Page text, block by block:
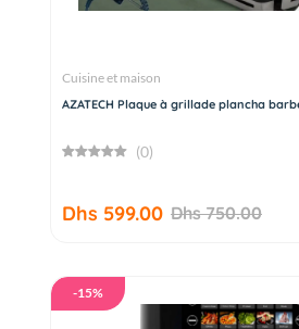
Cuisine et maison
AZATECH Plaque à grillade plancha
(0)
Dhs 599.00 Dhs 750.00
-15%